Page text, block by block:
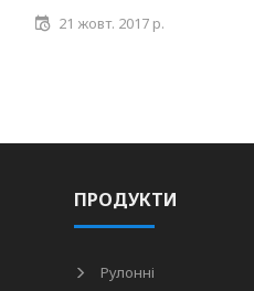
21 жовт. 2017 р.
ПРОДУКТИ
Рулонні